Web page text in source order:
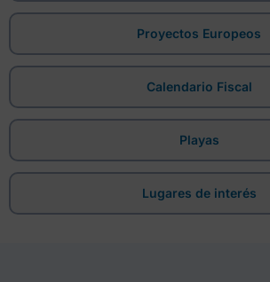
Proyectos Europeos
Calendario Fiscal
Playas
Lugares de interés